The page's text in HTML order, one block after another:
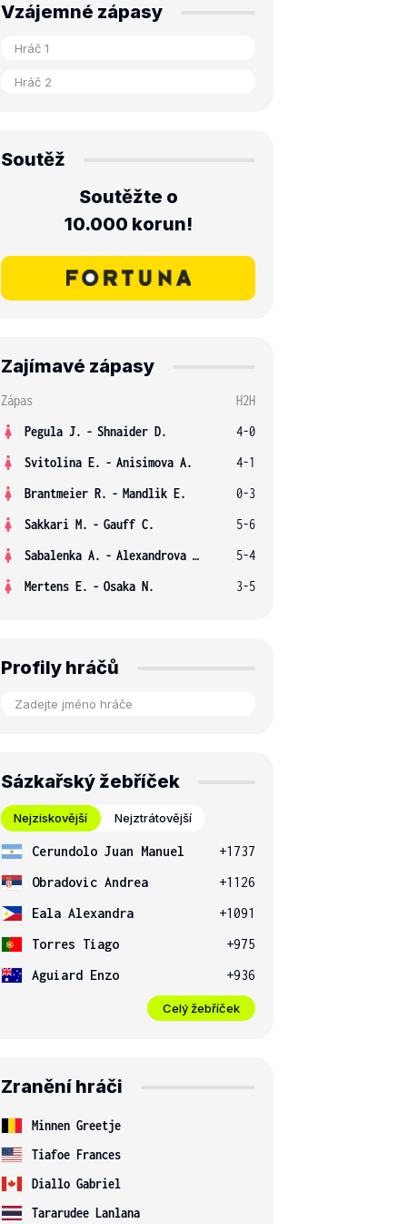
Vzájemné zápasy
Soutěž
Soutěžte o
10.000 korun!
Zajímavé zápasy
Zápas
H2H
Pegula J. - Shnaider D.
4-0
Svitolina E. - Anisimova A.
4-1
Brantmeier R. - Mandlik E.
0-3
Sakkari M. - Gauff C.
5-6
Sabalenka A. - Alexandrova E.
5-4
Mertens E. - Osaka N. 3-5
Profily hráčů
Sázkařský žebříček
Nejziskovější Nejztrátovější
Cerundolo Juan Manuel
+1737
Obradovic Andrea
+1126
Eala Alexandra
+1091
Torres Tiago
+975
Aguiard Enzo
+936
Celý žebříček
Zranění hráči
Minnen Greetje
Tiafoe Frances
Diallo Gabriel
Tararudee Lanlana